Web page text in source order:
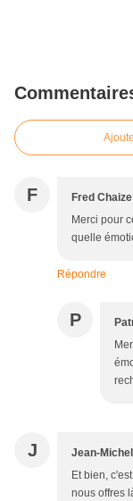
F Fred Chaize
Merci pour
quelle
Répondre
P
J Jean-Michel
Et bien,
nous offres